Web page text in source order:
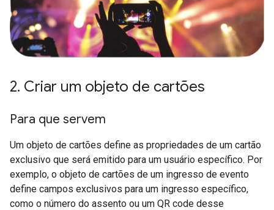
2. Criar um objeto de cartões
Para que servem
Um objeto de cartões define as propriedades de um cartão
exclusivo que será emitido para um usuário específico. Por
exemplo, o objeto de cartões de um ingresso de evento
define campos exclusivos para um ingresso específico,
como o número do assento ou um QR code desse